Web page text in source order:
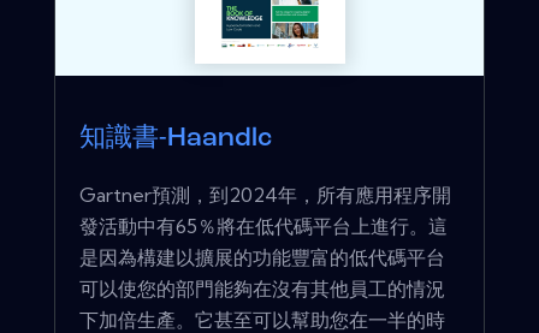
知識書-Haandlc
Gartner預測，到2024年，所有應用程序開
發活動中有65％將在低代碼平台上進行。這
是因為構建以擴展的功能豐富的低代碼平台
可以使您的部門能夠在沒有其他員工的情況
下加倍生產。它甚至可以幫助您在一半的時